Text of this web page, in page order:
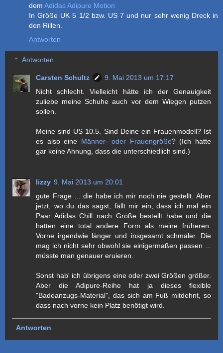
dem Adidas Adipure Motion
In Größe UK 5 1/2 bzw. US 7 und nur sehr wenig Dreck in
den Rillen.
Antworten
Antworten
Carsten Schultz
9. Mai 2013 um 17:17
Nicht schlecht. Vielleicht hätte ich der Genauigkeit
zuliebe meine Schuhe auch vor dem Wiegen putzen
sollen.
Meine sind US 10.5. Sind Deine ein Frauenmodell? Ist
es also eine Männer- oder Frauengröße? (Ich hatte
gar keine Ahnung, dass die unterschiedlich sind.)
lizzy 9. Mai 2013 um 20:01
gute Frage ... die habe ich mir noch nie gestellt. Aber
jetzt, wo du das sagst, fällt mir ein, dass ich mal ein
Paar Adidas Chill nach Größe bestellt habe und die
hatten eine total andere Form als meine früheren.
Vorne irgendwie länger und insgesamt schmäler. Die
mag ich nicht sehr obwohl sie einigermaßen passen ...
müsste man genauer eruieren.
Sonst hab' ich übrigens eine oder zwei Größen größer.
Aber die Adipure-Reihe hat ja dieses flexible
"Badeanzugs-Material", das sich am Fuß mitdehnt, so
dass nach vorne kein Platz benötigt wird.
Antworten